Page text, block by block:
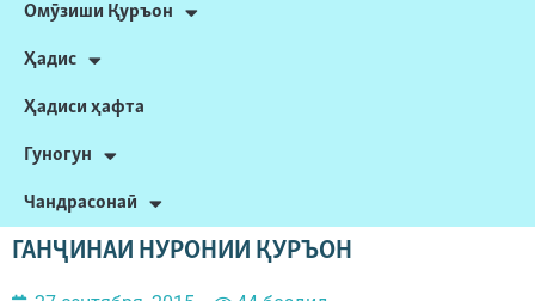
Омӯзиши Қуръон
Ҳадис
Ҳадиси ҳафта
Гуногун
Чандрасонаӣ
ГАНҶИНАИ НУРОНИИ ҚУРЪОН